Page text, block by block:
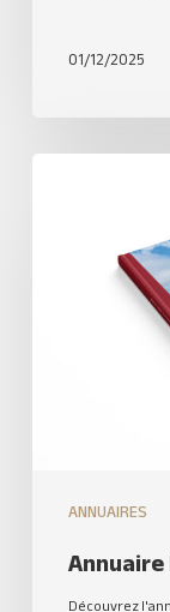
01/12/2025
ANNUAIRES
Découvrez